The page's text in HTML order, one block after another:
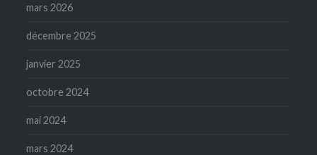
mars 2026
décembre 2025
janvier 2025
octobre 2024
mai 2024
mars 2024